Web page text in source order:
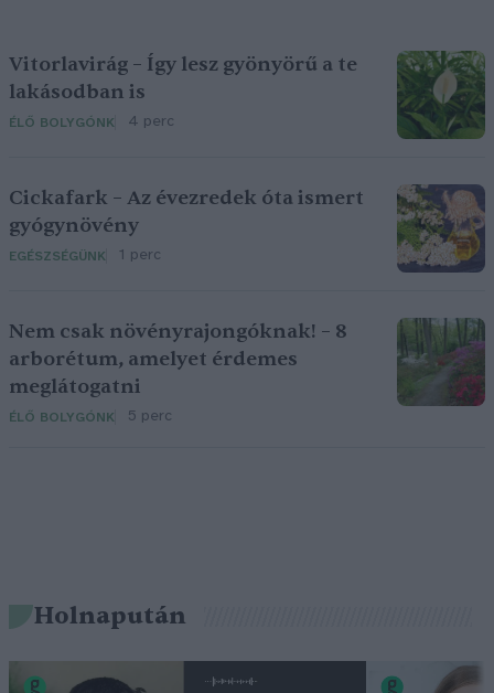
Vitorlavirág – Így lesz gyönyörű a te
lakásodban is
ÉLŐ BOLYGÓNK 4 perc
Cickafark – Az évezredek óta ismert
gyógynövény
EGÉSZSÉGÜNK 1 perc
Nem csak növényrajongóknak! – 8
arborétum, amelyet érdemes
meglátogatni
ÉLŐ BOLYGÓNK 5 perc
Holnapután